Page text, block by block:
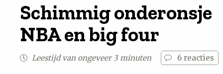
Achtergrond
Schimmig onderonsje
NBA en big four
Leestijd van ongeveer 3 minuten 6 reacties